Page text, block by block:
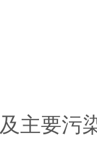
主要污